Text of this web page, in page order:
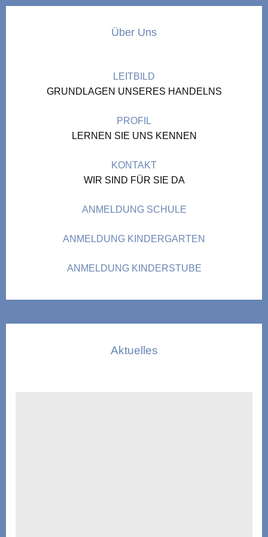
Über Uns
LEITBILD
GRUNDLAGEN UNSERES HANDELNS
PROFIL
LERNEN SIE UNS KENNEN
KONTAKT
WIR SIND FÜR SIE DA
ANMELDUNG SCHULE
ANMELDUNG KINDERGARTEN
ANMELDUNG KINDERSTUBE
Aktuelles